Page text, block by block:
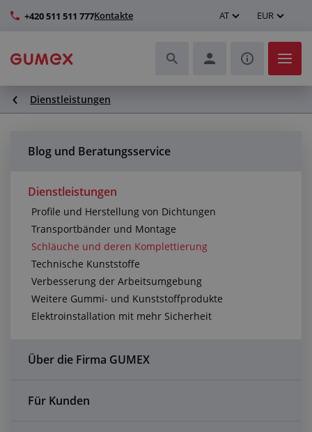
+420 511 511 777Kontakte AT EUR
Schläuche und deren Komplettierung
Transportbänder und Montage
Verbesserung der Arbeitsumgebung
Weitere Gummi- und Kunststoffprodukte
Anfragezentrum
Alles über den Einkauf
Über uns
Dienstleistungen
Blog und Beratungsservice
Dienstleistungen
Profile und Herstellung von Dichtungen
Transportbänder und Montage
Schläuche und deren Komplettierung
Technische Kunststoffe
Verbesserung der Arbeitsumgebung
Weitere Gummi- und Kunststoffprodukte
Elektroinstallation mit mehr Sicherheit
Über die Firma GUMEX
Für Kunden